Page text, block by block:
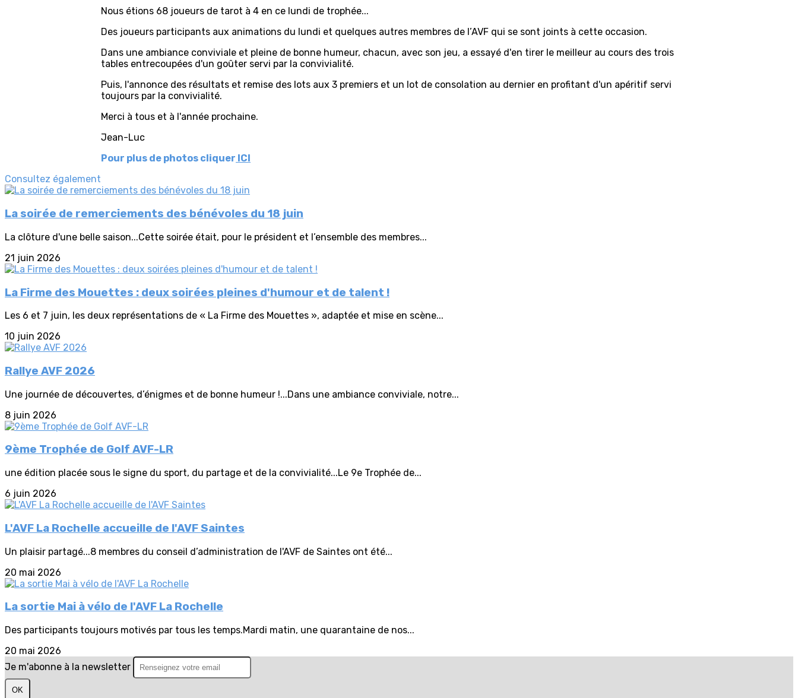
Nous étions 68 joueurs de tarot à 4 en ce lundi de trophée...
Des joueurs participants aux animations du lundi et quelques autres membres de l’AVF qui se sont joints à cette occasion.
Dans une ambiance conviviale et pleine de bonne humeur, chacun, avec son jeu, a essayé d'en tirer le meilleur au cours des trois
tables entrecoupées d'un goûter servi par la convivialité.
Puis, l'annonce des résultats et remise des lots aux 3 premiers et un lot de consolation au dernier en profitant d'un apéritif servi
toujours par la convivialité.
Merci à tous et à l'année prochaine.
Jean-Luc
Pour plus de photos cliquer ICI
Consultez également
La soirée de remerciements des bénévoles du 18 juin
La clôture d'une belle saison...Cette soirée était, pour le président et l’ensemble des membres...
21 juin 2026
La Firme des Mouettes : deux soirées pleines d'humour et de talent !
Les 6 et 7 juin, les deux représentations de « La Firme des Mouettes », adaptée et mise en scène...
10 juin 2026
Rallye AVF 2026
Une journée de découvertes, d’énigmes et de bonne humeur !...Dans une ambiance conviviale, notre...
8 juin 2026
9ème Trophée de Golf AVF-LR
une édition placée sous le signe du sport, du partage et de la convivialité...Le 9e Trophée de...
6 juin 2026
L'AVF La Rochelle accueille de l'AVF Saintes
Un plaisir partagé...8 membres du conseil d’administration de l'AVF de Saintes ont été...
20 mai 2026
La sortie Mai à vélo de l'AVF La Rochelle
Des participants toujours motivés par tous les temps.Mardi matin, une quarantaine de nos...
20 mai 2026
Je m'abonne à la newsletter
OK